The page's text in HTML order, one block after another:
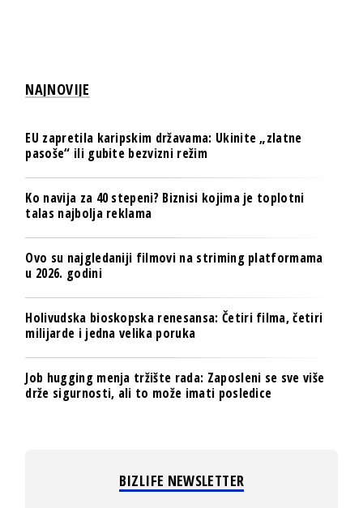
NAJNOVIJE
EU zapretila karipskim državama: Ukinite „zlatne
pasoše“ ili gubite bezvizni režim
Ko navija za 40 stepeni? Biznisi kojima je toplotni
talas najbolja reklama
Ovo su najgledaniji filmovi na striming platformama
u 2026. godini
Holivudska bioskopska renesansa: Četiri filma, četiri
milijarde i jedna velika poruka
Job hugging menja tržište rada: Zaposleni se sve više
drže sigurnosti, ali to može imati posledice
BIZLIFE NEWSLETTER